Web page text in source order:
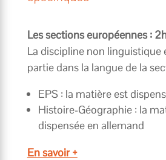
Les sections européennes :
La discipline non linguistique
partie dans la langue de la
EPS : la matière est
Histoire-Géographie : la
dispensée en allemand
En savoir +